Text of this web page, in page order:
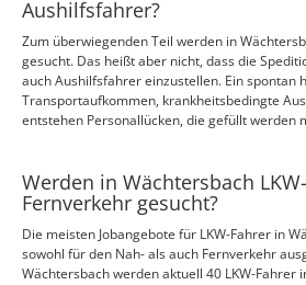
Aushilfsfahrer?
Zum überwiegenden Teil werden in
gesucht. Das heißt aber nicht, dass die
auch Aushilfsfahrer einzustellen. Ein spontan
Transportaufkommen, krankheitsbedingte
entstehen Personallücken, die gefüllt werden
Werden in Wächtersbach
Fernverkehr gesucht?
Die meisten Jobangebote für LKW-Fahrer in
sowohl für den Nah- als auch Fernverkehr
Wächtersbach werden aktuell 40 LKW-Fahrer